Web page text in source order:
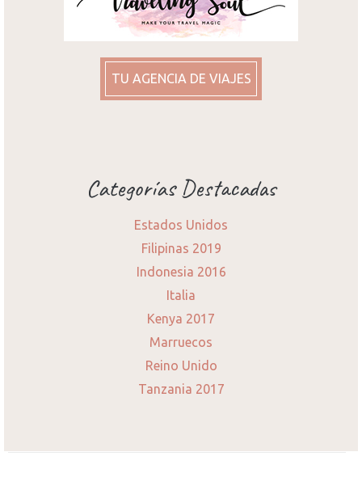
TU AGENCIA DE VIAJES
Categorías Destacadas
Estados Unidos
Filipinas 2019
Indonesia 2016
Italia
Kenya 2017
Marruecos
Reino Unido
Tanzania 2017